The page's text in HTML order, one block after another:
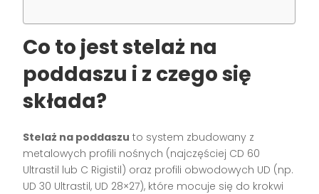
Co to jest stelaż na
poddaszu i z czego się
składa?
Stelaż na poddaszu to system zbudowany z
metalowych profili nośnych (najczęściej CD 60
Ultrastil lub C Rigistil) oraz profili obwodowych UD (np.
UD 30 Ultrastil, UD 28×27), które mocuje się do krokwi